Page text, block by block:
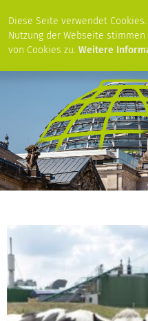
Diese Seite verwendet
Nutzung der Webseite
von Cookies zu. Weitere